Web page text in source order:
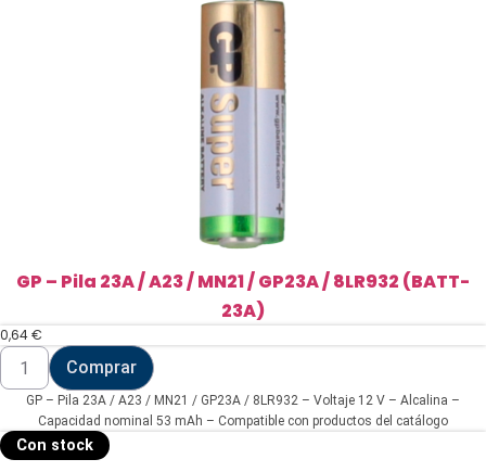
GP – Pila 23A / A23 / MN21 / GP23A / 8LR932 (BATT-
23A)
0,64€
GP
Pila
23A
A23
/
Comprar
GP – Pila 23A / A23 / MN21 / GP23A / 8LR932 – Voltaje 12 V – Alcalina –
Capacidad nominal 53 mAh – Compatible con productos del catálogo
Con stock